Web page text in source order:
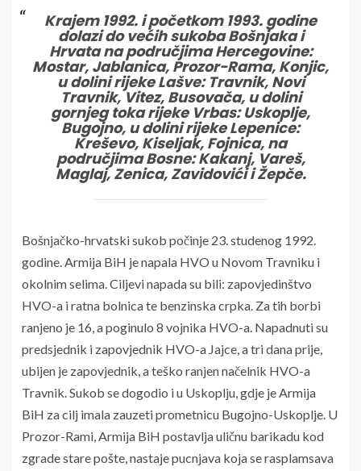
Krajem 1992. i početkom 1993. godine
dolazi do većih sukoba Bošnjaka i
Hrvata na područjima Hercegovine:
Mostar, Jablanica, Prozor-Rama, Konjic,
u dolini rijeke Lašve: Travnik, Novi
Travnik, Vitez, Busovača, u dolini
gornjeg toka rijeke Vrbas: Uskoplje,
Bugojno, u dolini rijeke Lepenice:
Kreševo, Kiseljak, Fojnica, na
područjima Bosne: Kakanj, Vareš,
Maglaj, Zenica, Zavidovići i Žepče.
Bošnjačko-hrvatski sukob počinje 23. studenog 1992.
godine. Armija BiH je napala HVO u Novom Travniku i
okolnim selima. Ciljevi napada su bili: zapovjedinštvo
HVO-a i ratna bolnica te benzinska crpka. Za tih borbi
ranjeno je 16, a poginulo 8 vojnika HVO-a. Napadnuti su
predsjednik i zapovjednik HVO-a Jajce, a tri dana prije,
ubijen je zapovjednik, a teško ranjen načelnik HVO-a
Travnik. Sukob se dogodio i u Uskoplju, gdje je Armija
BiH za cilj imala zauzeti prometnicu Bugojno-Uskoplje. U
Prozor-Rami, Armija BiH postavlja uličnu barikadu kod
zgrade stare pošte, nastaje pucnjava koja se rasplamsava